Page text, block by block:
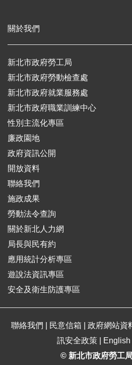
關於我們
新北市政府勞工局
新北市政府勞動檢查處
新北市政府就業服務處
新北市政府職業訓練中心
性別主流化專區
廉政園地
政府資訊公開
開放資料
聯絡我們
施政成果
勞動法令查詢
關於新北人力網
局長與民有約
應用統計分析專區
遊說法資訊專區
安全及衛生防護專區
聯絡我們 民意信箱 政府網站資
訊安全政策
English
© 新北市政府勞工